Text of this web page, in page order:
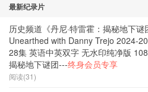
最新纪录片
历史频道《丹尼·特雷霍：揭秘地下
Unearthed with Danny Trejo 2024-
28集 英语中英双字 无水印纯净版
揭秘地下谜团---终身会员专享
阅读(31)